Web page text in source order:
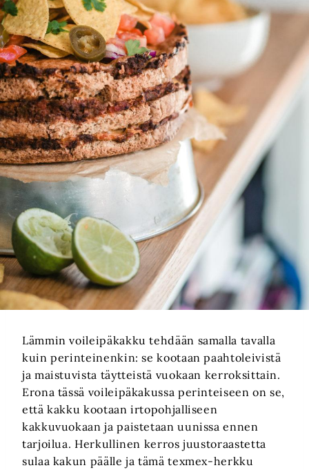
Lämmin voileipäkakku tehdään samalla tavalla
kuin perinteinenkin: se kootaan paahtoleivistä
ja maistuvista täytteistä vuokaan kerroksittain.
Erona tässä voileipäkakussa perinteiseen on se,
että kakku kootaan irtopohjalliseen
kakkuvuokaan ja paistetaan uunissa ennen
tarjoilua. Herkullinen kerros juustoraastetta
sulaa kakun päälle ja tämä texmex-herkku